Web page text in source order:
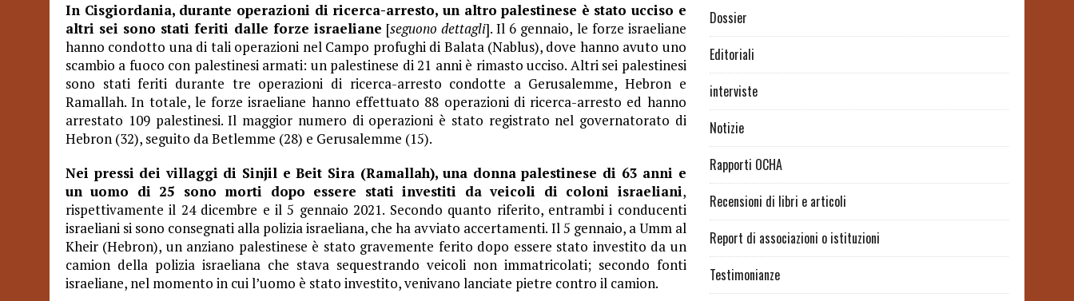
In Cisgiordania, durante operazioni di ricerca-arresto, un altro palestinese è stato ucciso e
altri sei sono stati feriti dalle forze israeliane [seguono dettagli]. Il 6 gennaio, le forze israeliane
hanno condotto una di tali operazioni nel Campo profughi di Balata (Nablus), dove hanno avuto uno
scambio a fuoco con palestinesi armati: un palestinese di 21 anni è rimasto ucciso. Altri sei palestinesi
sono stati feriti durante tre operazioni di ricerca-arresto condotte a Gerusalemme, Hebron e
Ramallah. In totale, le forze israeliane hanno effettuato 88 operazioni di ricerca-arresto ed hanno
arrestato 109 palestinesi. Il maggior numero di operazioni è stato registrato nel governatorato di
Hebron (32), seguito da Betlemme (28) e Gerusalemme (15).
Nei pressi dei villaggi di Sinjil e Beit Sira (Ramallah), una donna palestinese di 63 anni e
un uomo di 25 sono morti dopo essere stati investiti da veicoli di coloni israeliani,
rispettivamente il 24 dicembre e il 5 gennaio 2021. Secondo quanto riferito, entrambi i conducenti
israeliani si sono consegnati alla polizia israeliana, che ha avviato accertamenti. Il 5 gennaio, a Umm al
Kheir (Hebron), un anziano palestinese è stato gravemente ferito dopo essere stato investito da un
camion della polizia israeliana che stava sequestrando veicoli non immatricolati; secondo fonti
israeliane, nel momento in cui l’uomo è stato investito, venivano lanciate pietre contro il camion.
Dossier
Editoriali
interviste
Notizie
Rapporti OCHA
Recensioni di libri e articoli
Report di associazioni o istituzioni
Testimonianze